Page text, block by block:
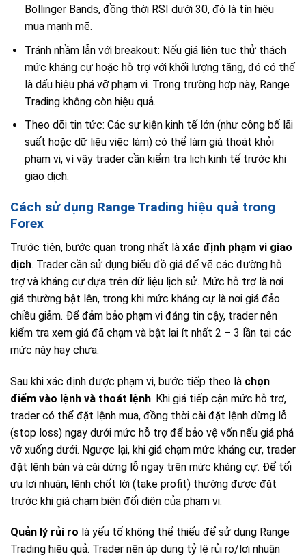
Bollinger Bands, đồng thời RSI dưới 30, đó là tín hiệu
mua mạnh mẽ.
Tránh nhầm lẫn với breakout: Nếu giá liên tục thử thách
mức kháng cự hoặc hỗ trợ với khối lượng tăng, đó có thể
là dấu hiệu phá vỡ phạm vi. Trong trường hợp này, Range
Trading không còn hiệu quả.
Theo dõi tin tức: Các sự kiện kinh tế lớn (như công bố lãi
suất hoặc dữ liệu việc làm) có thể làm giá thoát khỏi
phạm vi, vì vậy trader cần kiểm tra lịch kinh tế trước khi
giao dịch.
Cách sử dụng Range Trading hiệu quả trong
Forex
Trước tiên, bước quan trọng nhất là xác định phạm vi giao
dịch. Trader cần sử dụng biểu đồ giá để vẽ các đường hỗ
trợ và kháng cự dựa trên dữ liệu lịch sử. Mức hỗ trợ là nơi
giá thường bật lên, trong khi mức kháng cự là nơi giá đảo
chiều giảm. Để đảm bảo phạm vi đáng tin cậy, trader nên
kiểm tra xem giá đã chạm và bật lại ít nhất 2 – 3 lần tại các
mức này hay chưa.
Sau khi xác định được phạm vi, bước tiếp theo là chọn
điểm vào lệnh và thoát lệnh. Khi giá tiếp cận mức hỗ trợ,
trader có thể đặt lệnh mua, đồng thời cài đặt lệnh dừng lỗ
(stop loss) ngay dưới mức hỗ trợ để bảo vệ vốn nếu giá phá
vỡ xuống dưới. Ngược lại, khi giá chạm mức kháng cự, trader
đặt lệnh bán và cài dừng lỗ ngay trên mức kháng cự. Để tối
ưu lợi nhuận, lệnh chốt lời (take profit) thường được đặt
trước khi giá chạm biên đối diện của phạm vi.
Quản lý rủi ro là yếu tố không thể thiếu để sử dụng Range
Trading hiệu quả. Trader nên áp dụng tỷ lệ rủi ro/lợi nhuận